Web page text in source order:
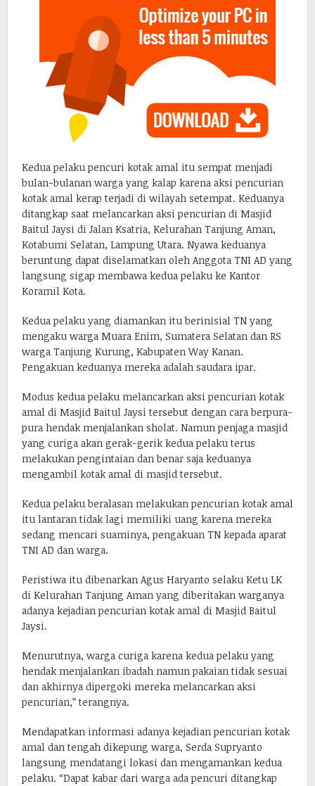
Kedua pelaku pencuri kotak amal itu sempat menjadi
bulan-bulanan warga yang kalap karena aksi pencurian
kotak amal kerap terjadi di wilayah setempat. Keduanya
ditangkap saat melancarkan aksi pencurian di Masjid
Baitul Jaysi di Jalan Ksatria, Kelurahan Tanjung Aman,
Kotabumi Selatan, Lampung Utara. Nyawa keduanya
beruntung dapat diselamatkan oleh Anggota TNI AD yang
langsung sigap membawa kedua pelaku ke Kantor
Koramil Kota.
Kedua pelaku yang diamankan itu berinisial TN yang
mengaku warga Muara Enim, Sumatera Selatan dan RS
warga Tanjung Kurung, Kabupaten Way Kanan.
Pengakuan keduanya mereka adalah saudara ipar.
Modus kedua pelaku melancarkan aksi pencurian kotak
amal di Masjid Baitul Jaysi tersebut dengan cara berpura-
pura hendak menjalankan sholat. Namun penjaga masjid
yang curiga akan gerak-gerik kedua pelaku terus
melakukan pengintaian dan benar saja keduanya
mengambil kotak amal di masjid tersebut.
Kedua pelaku beralasan melakukan pencurian kotak amal
itu lantaran tidak lagi memiliki uang karena mereka
sedang mencari suaminya, pengakuan TN kepada aparat
TNI AD dan warga.
Peristiwa itu dibenarkan Agus Haryanto selaku Ketu LK
di Kelurahan Tanjung Aman yang diberitakan warganya
adanya kejadian pencurian kotak amal di Masjid Baitul
Jaysi.
Menurutnya, warga curiga karena kedua pelaku yang
hendak menjalankan ibadah namun pakaian tidak sesuai
dan akhirnya dipergoki mereka melancarkan aksi
pencurian,” terangnya.
Mendapatkan informasi adanya kejadian pencurian kotak
amal dan tengah dikepung warga, Serda Supryanto
langsung mendatangi lokasi dan mengamankan kedua
pelaku. “Dapat kabar dari warga ada pencuri ditangkap